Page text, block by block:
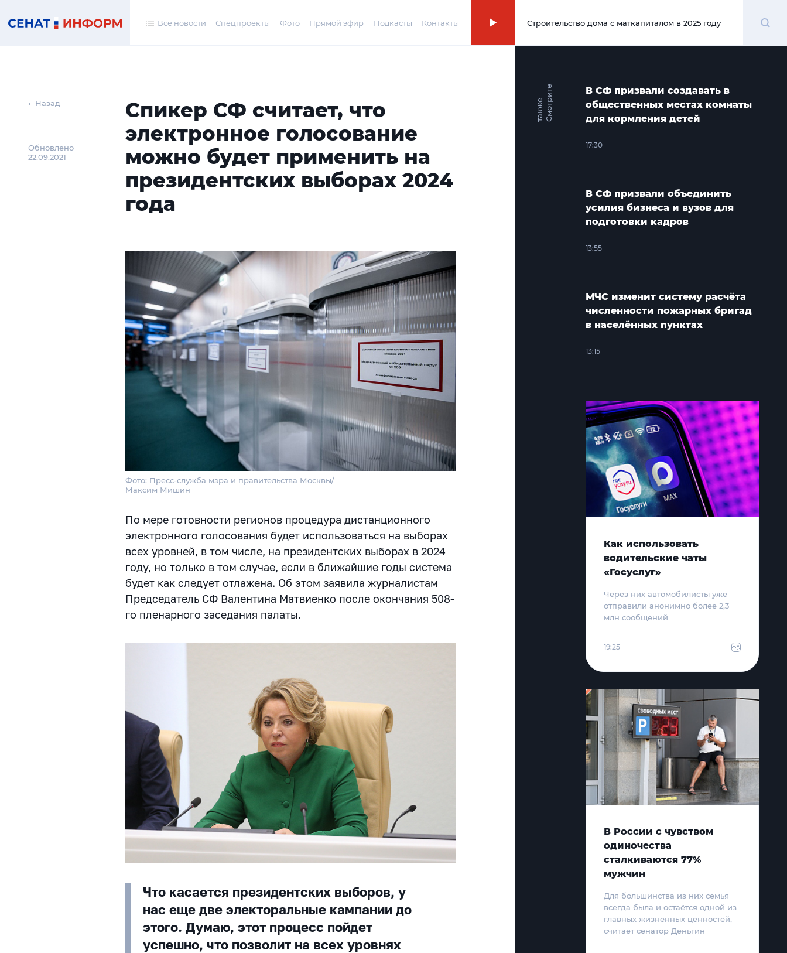
Все новости Спецпроекты Фото Прямой эфир Подкасты Контакты 00:00
Строительство дома с маткапиталом в 2025 году
← Назад
Обновлено
22.09.2021
Спикер СФ считает, что
электронное голосование
можно будет применить на
президентских выборах 2024
года
Фото: Пресс-служба мэра и правительства Москвы/
Максим Мишин
По мере готовности регионов процедура дистанционного
электронного голосования будет использоваться на выборах
всех уровней, в том числе, на президентских выборах в 2024
году, но только в том случае, если в ближайшие годы система
будет как следует отлажена. Об этом заявила журналистам
Председатель СФ Валентина Матвиенко после окончания 508-
го пленарного заседания палаты.
Что касается президентских выборов, у
нас еще две электоральные кампании до
этого. Думаю, этот процесс пойдет
успешно, что позволит на всех уровнях
С
м
о
т
р и
т
е
т
а
к
ж
е
В СФ призвали создавать в
общественных местах комнаты
для кормления детей
17:30
В СФ призвали объединить
усилия бизнеса и вузов для
подготовки кадров
13:55
МЧС изменит систему расчёта
численности пожарных бригад
в населённых пунктах
13:15
Как использовать
водительские чаты
«Госуслуг»
Через них автомобилисты уже
отправили анонимно более 2,3
млн сообщений
19:25
В России с чувством
одиночества
сталкиваются 77%
мужчин
Для большинства из них семья
всегда была и остаётся одной из
главных жизненных ценностей,
считает сенатор Деньгин